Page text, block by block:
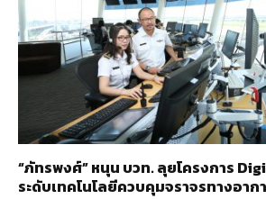
“ภัทรพงศ์” หนุน บวท. ลุยโครงการ
ระดับเทคโนโลยีควบคุมจราจรทางอาก